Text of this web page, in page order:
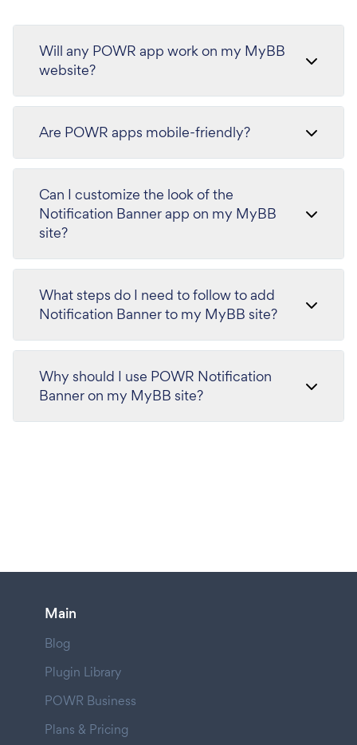
Will any POWR app work on my MyBB
website?
Are POWR apps mobile-friendly?
Can I customize the look of the
Notification Banner app on my MyBB
site?
What steps do I need to follow to add
Notification Banner to my MyBB site?
Why should I use POWR Notification
Banner on my MyBB site?
Main
Blog
Plugin Library
POWR Business
Plans & Pricing